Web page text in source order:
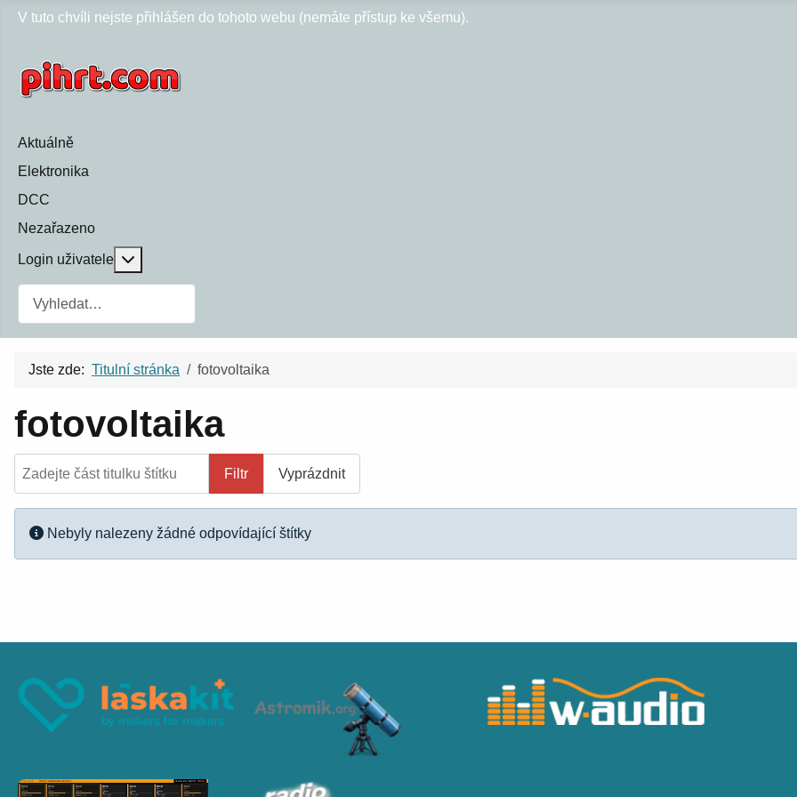
V tuto chvíli nejste přihlášen do tohoto webu (nemáte přístup ke všemu).
Aktuálně
Elektronika
DCC
Nezařazeno
Login uživatele
Jste zde: Titulní stránka fotovoltaika
fotovoltaika
Filtr Vyprázdnit
Informace
Nebyly nalezeny žádné odpovídající štítky